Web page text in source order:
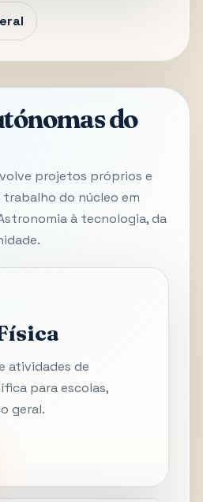
do
projetos próprios e
do núcleo em
à tecnologia, da
atividades de
para escolas,
geral.